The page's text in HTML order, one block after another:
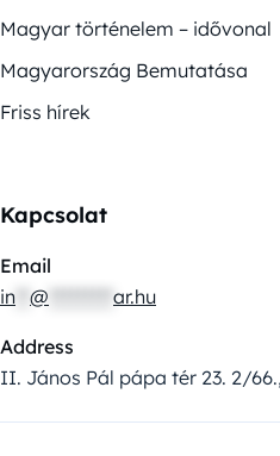
Magyar történelem – idővonal
Magyarország Bemutatása
Friss hírek
Kapcsolat
Email
in @ ar.hu
Address
II. János Pál pápa tér 23. 2/